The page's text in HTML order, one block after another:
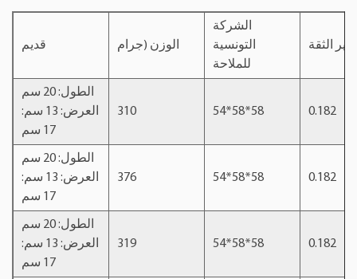
قديم الوزن (جرام
الشركة
التونسية
للملاحة
الثقة
الطول: 20 سم
العرض: 13 سم:
17 سم
310 54*58*58 0.182
الطول: 20 سم
العرض: 13 سم:
17 سم
376 54*58*58 0.182
الطول: 20 سم
العرض: 13 سم:
17 سم
319 54*58*58 0.182